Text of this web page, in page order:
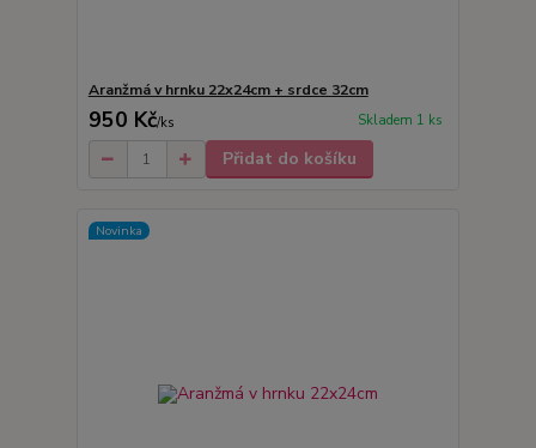
Aranžmá v hrnku 22x24cm + srdce 32cm
950 Kč/ks Skladem 1 ks
Přidat do košíku
Novinka